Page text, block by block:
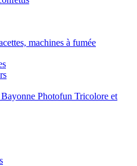
machines à fumée
Bayonne Photofun Tricolore et